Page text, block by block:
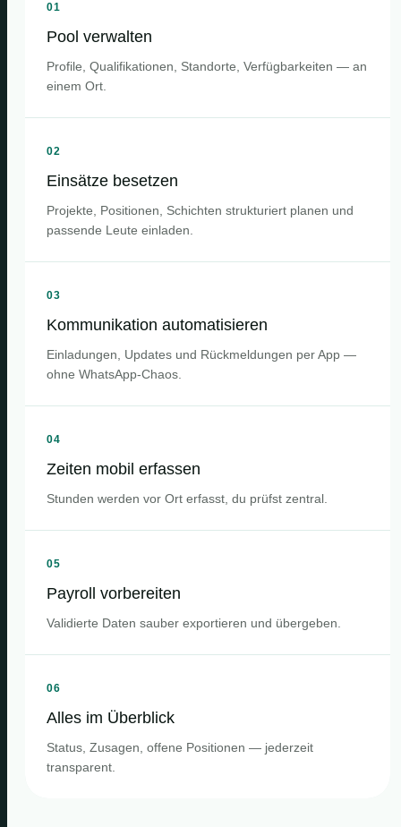
01
Pool verwalten
Profile, Qualifikationen, Standorte, Verfügbarkeiten — an
einem Ort.
02
Einsätze besetzen
Projekte, Positionen, Schichten strukturiert planen und
passende Leute einladen.
03
Kommunikation automatisieren
Einladungen, Updates und Rückmeldungen per App —
ohne WhatsApp-Chaos.
04
Zeiten mobil erfassen
Stunden werden vor Ort erfasst, du prüfst zentral.
05
Payroll vorbereiten
Validierte Daten sauber exportieren und übergeben.
06
Alles im Überblick
Status, Zusagen, offene Positionen — jederzeit
transparent.